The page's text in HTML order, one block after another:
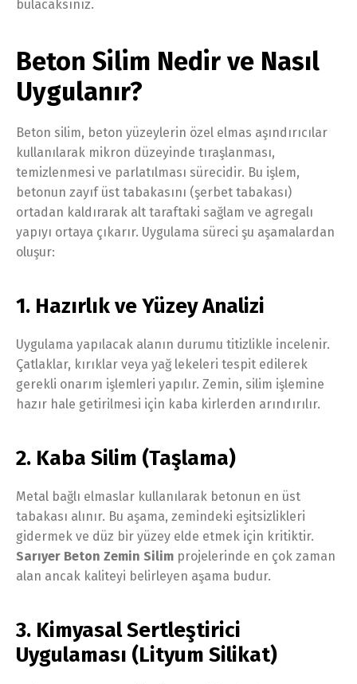
bulacaksınız.
Beton Silim Nedir ve Nasıl
Uygulanır?
Beton silim, beton yüzeylerin özel elmas aşındırıcılar
kullanılarak mikron düzeyinde tıraşlanması,
temizlenmesi ve parlatılması sürecidir. Bu işlem,
betonun zayıf üst tabakasını (şerbet tabakası)
ortadan kaldırarak alt taraftaki sağlam ve agregalı
yapıyı ortaya çıkarır. Uygulama süreci şu aşamalardan
oluşur:
1. Hazırlık ve Yüzey Analizi
Uygulama yapılacak alanın durumu titizlikle incelenir.
Çatlaklar, kırıklar veya yağ lekeleri tespit edilerek
gerekli onarım işlemleri yapılır. Zemin, silim işlemine
hazır hale getirilmesi için kaba kirlerden arındırılır.
2. Kaba Silim (Taşlama)
Metal bağlı elmaslar kullanılarak betonun en üst
tabakası alınır. Bu aşama, zemindeki eşitsizlikleri
gidermek ve düz bir yüzey elde etmek için kritiktir.
Sarıyer Beton Zemin Silim projelerinde en çok zaman
alan ancak kaliteyi belirleyen aşama budur.
3. Kimyasal Sertleştirici
Uygulaması (Lityum Silikat)